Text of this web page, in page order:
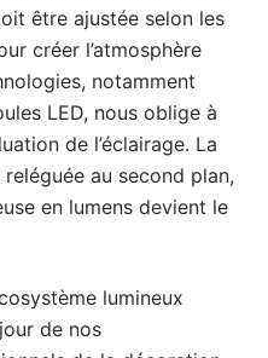
être ajustée selon les
créer l’atmosphère
notamment
LED, nous oblige à
de l’éclairage. La
au second plan,
en lumens devient le
lumineux
de nos